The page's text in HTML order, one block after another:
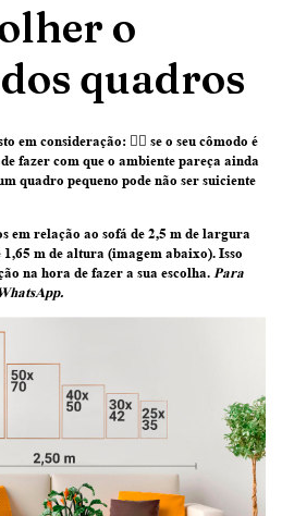
o
quadros
em consideração: 👉🏽 se o seu cômodo é
fazer com que o ambiente pareça ainda
quadro pequeno pode não ser suiciente
em relação ao sofá de 2,5 m de largura
m de altura (imagem abaixo). Isso
na hora de fazer a sua escolha. Para